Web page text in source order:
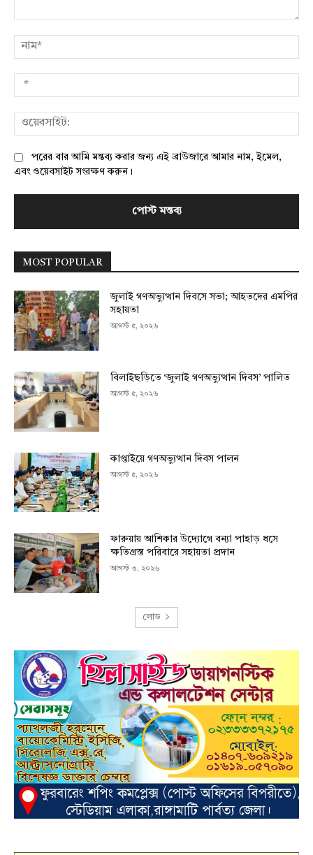
পরের বার আমি মন্তব্য করার জন্য এই ব্রাউজারে আমার নাম, ইমেল,
এবং ওয়েবসাইট সংরক্ষণ করুন।
MOST POPULAR
জুলাই গণঅভ্যুত্থান দিবসে সভা; আহতদের এমপির
সহায়তা
আগস্ট ৫, ২০২৬
বিলাইছড়িতে ‘জুলাই গণঅভ্যুত্থান দিবস’ পালিত
আগস্ট ৫, ২০২৬
কাপ্তাইয়ে গণঅভ্যুত্থান দিবস পালন
আগস্ট ৫, ২০২৬
ফারুয়ায় আশিকার উদ্যোগে বন্যা পাহাড় ধসে
ক্ষতিগ্রস্ত পরিবারে সহায়তা প্রদান
আগস্ট ৩, ২০২৬
লোড